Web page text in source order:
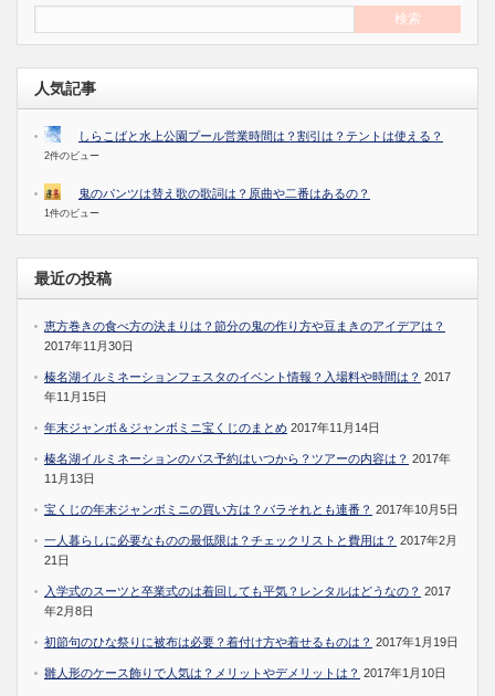
人気記事
しらこばと水上公園プール営業時間は？割引は？テントは使える？
2件のビュー
鬼のパンツは替え歌の歌詞は？原曲や二番はあるの？
1件のビュー
最近の投稿
恵方巻きの食べ方の決まりは？節分の鬼の作り方や豆まきのアイデアは？
2017年11月30日
榛名湖イルミネーションフェスタのイベント情報？入場料や時間は？ 2017
年11月15日
年末ジャンボ＆ジャンボミニ宝くじのまとめ 2017年11月14日
榛名湖イルミネーションのバス予約はいつから？ツアーの内容は？ 2017年
11月13日
宝くじの年末ジャンボミニの買い方は？バラそれとも連番？ 2017年10月5日
一人暮らしに必要なものの最低限は？チェックリストと費用は？ 2017年2月
21日
入学式のスーツと卒業式のは着回しても平気？レンタルはどうなの？ 2017
年2月8日
初節句のひな祭りに被布は必要？着付け方や着せるものは？ 2017年1月19日
雛人形のケース飾りで人気は？メリットやデメリットは？ 2017年1月10日